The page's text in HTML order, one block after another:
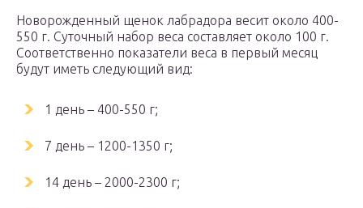
Новорожденный щенок лабрадора весит около 400-
550 г. Суточный набор веса составляет около 100 г.
Соответственно показатели веса в первый месяц
будут иметь следующий вид:
1 день – 400-550 г;
7 день – 1200-1350 г;
14 день – 2000-2300 г;